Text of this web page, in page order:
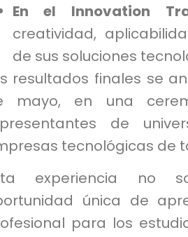
En el Innovation
creatividad,
de sus soluciones
resultados finales se
mayo, en una
de
tecnológicas de
experiencia no
única de
para los